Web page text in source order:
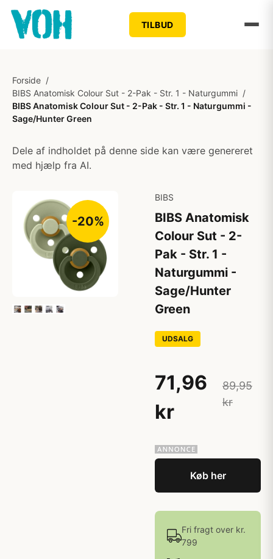
TILBUD
Forside /
BIBS Anatomisk Colour Sut - 2-Pak - Str. 1 - Naturgummi /
BIBS Anatomisk Colour Sut - 2-Pak - Str. 1 - Naturgummi -
Sage/Hunter Green
Dele af indholdet på denne side kan være genereret
med hjælp fra AI.
-20%
BIBS
BIBS Anatomisk
Colour Sut - 2-
Pak - Str. 1 -
Naturgummi -
Sage/Hunter
Green
UDSALG
71,96
kr
89,95
kr
Køb her
Fri fragt over kr.
799